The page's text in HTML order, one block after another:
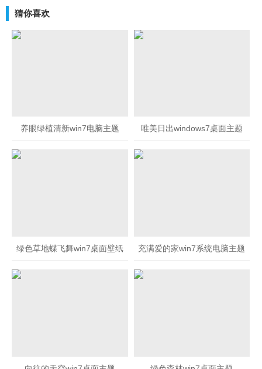
猜你喜欢
养眼绿植清新win7电脑主题 唯美日出windows7桌面主题
绿色草地蝶飞舞win7桌面壁纸 充满爱的家win7系统电脑主题